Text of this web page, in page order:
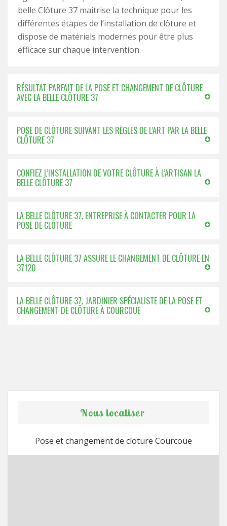
belle Clôture 37 maitrise la technique pour les
différentes étapes de l’installation de clôture et
dispose de matériels modernes pour être plus
efficace sur chaque intervention.
RÉSULTAT PARFAIT DE LA POSE ET CHANGEMENT DE CLÔTURE
AVEC LA BELLE CLÔTURE 37
POSE DE CLÔTURE SUIVANT LES RÈGLES DE L’ART PAR LA BELLE
CLÔTURE 37
CONFIEZ L’INSTALLATION DE VOTRE CLÔTURE À L’ARTISAN LA
BELLE CLÔTURE 37
LA BELLE CLÔTURE 37, ENTREPRISE À CONTACTER POUR LA
POSE DE CLÔTURE
LA BELLE CLÔTURE 37 ASSURE LE CHANGEMENT DE CLÔTURE EN
37120
LA BELLE CLÔTURE 37, JARDINIER SPÉCIALISTE DE LA POSE ET
CHANGEMENT DE CLÔTURE À COURCOUE
Nous localiser
Pose et changement de cloture Courcoue